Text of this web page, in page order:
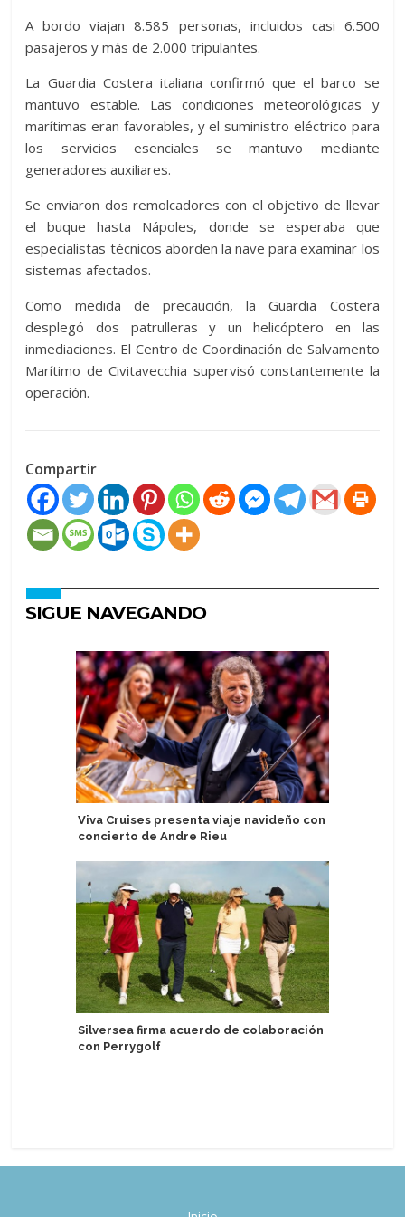
A bordo viajan 8.585 personas, incluidos casi 6.500
pasajeros y más de 2.000 tripulantes.
La Guardia Costera italiana confirmó que el barco se
mantuvo estable. Las condiciones meteorológicas y
marítimas eran favorables, y el suministro eléctrico para
los servicios esenciales se mantuvo mediante
generadores auxiliares.
Se enviaron dos remolcadores con el objetivo de llevar
el buque hasta Nápoles, donde se esperaba que
especialistas técnicos aborden la nave para examinar los
sistemas afectados.
Como medida de precaución, la Guardia Costera
desplegó dos patrulleras y un helicóptero en las
inmediaciones. El Centro de Coordinación de Salvamento
Marítimo de Civitavecchia supervisó constantemente la
operación.
Compartir
SIGUE NAVEGANDO
Viva Cruises presenta viaje navideño con
concierto de Andre Rieu
Silversea firma acuerdo de colaboración
con Perrygolf